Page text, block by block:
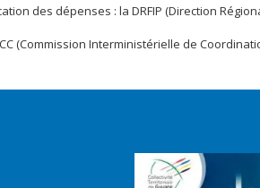
des dépenses : la DRFIP (Direction
(Commission Interministérielle de